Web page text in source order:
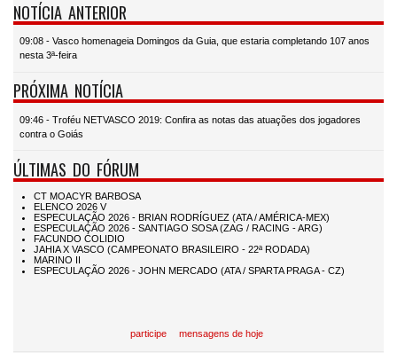
NOTÍCIA ANTERIOR
09:08 - Vasco homenageia Domingos da Guia, que estaria completando 107 anos
nesta 3ª-feira
PRÓXIMA NOTÍCIA
09:46 - Troféu NETVASCO 2019: Confira as notas das atuações dos jogadores
contra o Goiás
ÚLTIMAS DO FÓRUM
participe mensagens de hoje